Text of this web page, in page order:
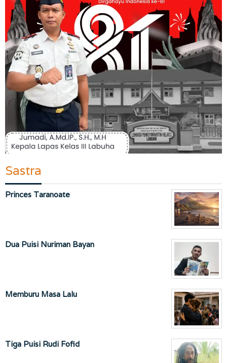
Sastra
Princes Taranoate
Dua Puisi Nuriman Bayan
Memburu Masa Lalu
Tiga Puisi Rudi Fofid